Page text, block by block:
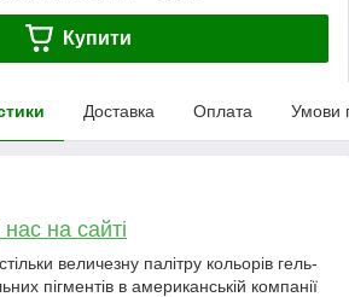
Купити
Доставка Оплата Умови
на сайті
величезну палітру кольорів гель-
пігментів в американській компанії